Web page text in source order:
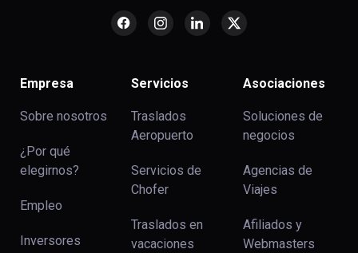
Empresa
Sobre nosotros
¿Por qué
elegirnos?
Empleo
Inversores
Servicios
Traslados
Aeropuerto
Servicios de
Chofer
Traslados en
vacaciones
Asociaciones
Soluciones de
negocios
Agencias de
Viajes
Afiliados y
Webmasters